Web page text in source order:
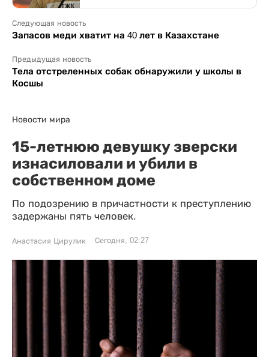
Следующая новость
Запасов меди хватит на 40 лет в Казахстане
Предыдущая новость
Тела отстреленных собак обнаружили у школы в
Косшы
Новости мира
15-летнюю девушку зверски
изнасиловали и убили в
собственном доме
По подозрению в причастности к преступлению
задержаны пять человек.
Анастасия Цирулик Сегодня, 02:27